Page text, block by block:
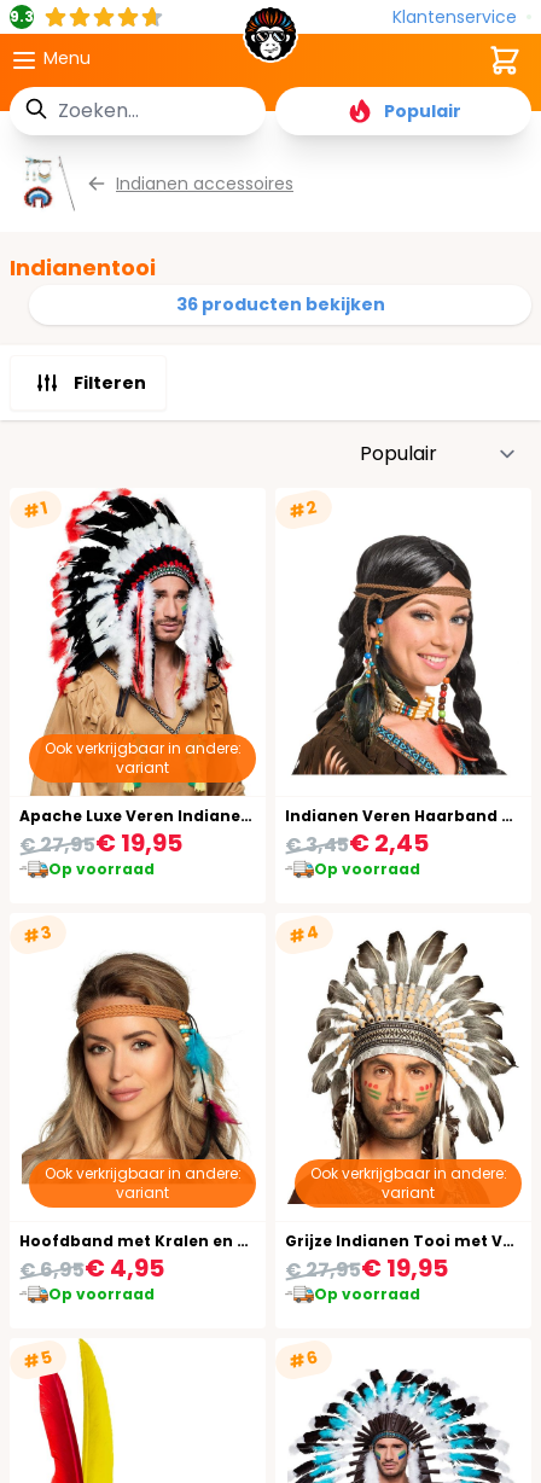
9.3
Klantenservice
Menu
Zoek
Populair
Cart
Indianen accessoires
Indianentooi
36 producten bekijken
Filteren
#1
Ook verkrijgbaar in andere:
variant
Apache Luxe Veren Indianentooi
€ 19,95
€ 27,95
Op voorraad
#2
Indianen Veren Haarband met Kralen
€ 2,45
€ 3,45
Op voorraad
#3
Ook verkrijgbaar in andere:
variant
Hoofdband met Kralen en Veren
€ 4,95
€ 6,95
Op voorraad
#4
Ook verkrijgbaar in andere:
variant
Grijze Indianen Tooi met Veren
€ 19,95
€ 27,95
Op voorraad
#5 #6